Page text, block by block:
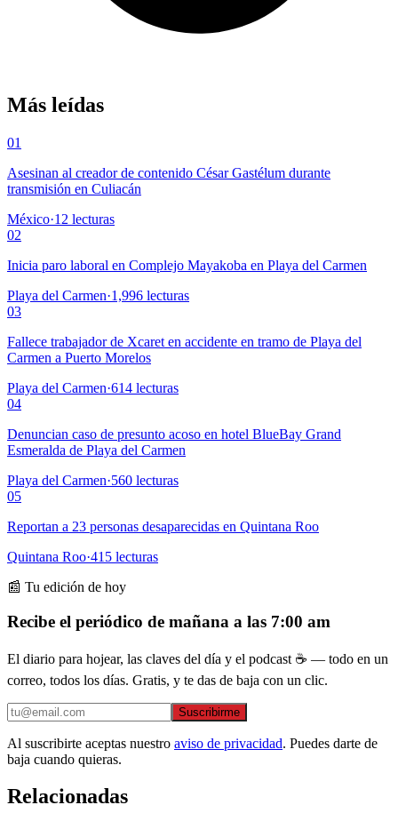
Más leídas
01
Asesinan al creador de contenido César Gastélum durante
transmisión en Culiacán
México·12 lecturas
02
Inicia paro laboral en Complejo Mayakoba en Playa del Carmen
Playa del Carmen·1,996 lecturas
03
Fallece trabajador de Xcaret en accidente en tramo de Playa del
Carmen a Puerto Morelos
Playa del Carmen·614 lecturas
04
Denuncian caso de presunto acoso en hotel BlueBay Grand
Esmeralda de Playa del Carmen
Playa del Carmen·560 lecturas
05
Reportan a 23 personas desaparecidas en Quintana Roo
Quintana Roo·415 lecturas
📰 Tu edición de hoy
Recibe el periódico de mañana a las 7:00 am
El diario para hojear, las claves del día y el podcast ☕ — todo en un
correo, todos los días. Gratis, y te das de baja con un clic.
Suscribirme
Al suscribirte aceptas nuestro aviso de privacidad. Puedes darte de
baja cuando quieras.
Relacionadas